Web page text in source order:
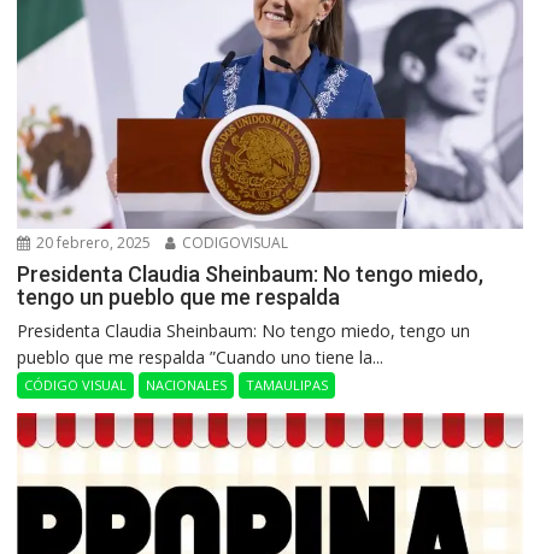
20 febrero, 2025 CODIGOVISUAL
Presidenta Claudia Sheinbaum: No tengo miedo,
tengo un pueblo que me respalda
Presidenta Claudia Sheinbaum: No tengo miedo, tengo un
pueblo que me respalda ”Cuando uno tiene la...
CÓDIGO VISUAL NACIONALES TAMAULIPAS